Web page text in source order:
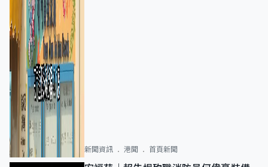
新聞資訊 港聞 首頁新聞